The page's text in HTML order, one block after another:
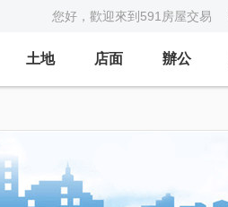
您好，歡迎來到591房屋交易
土地 店面 辦公